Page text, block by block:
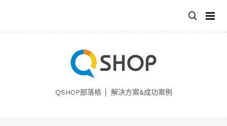
主
QSHOP部落格 │ 解決方案&成功案例